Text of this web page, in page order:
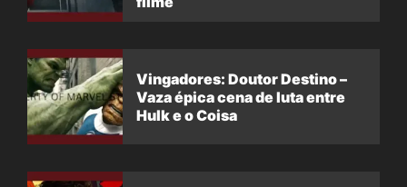
Vingadores: Doutor Destino –
Vaza épica cena de luta entre
Hulk e o Coisa